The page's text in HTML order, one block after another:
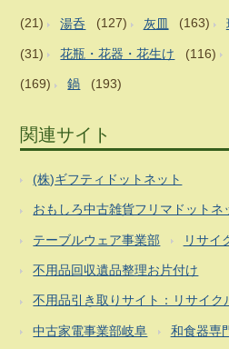
(21) 湯呑 (127) 灰皿 (163)
(31) 花瓶・花器・花生け (116)
(169) 鍋 (193)
関連サイト
(株)ギフティドットネット
おもしろ中古雑貨フリマドットネ
テーブルウェア事業部 リサイ
不用品回収遺品整理お片付け
不用品引き取りサイト：リサイク
中古家電事業部岐阜 和食器専